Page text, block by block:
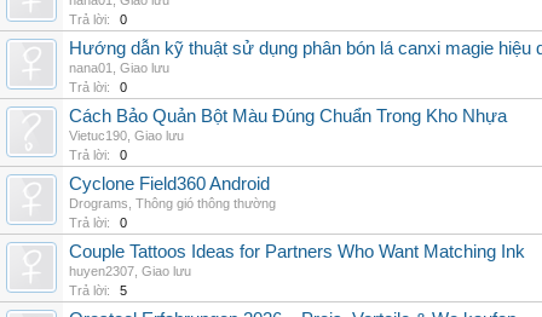
Trả lời:
0
Hướng dẫn kỹ thuật sử dụng phân bón lá canxi magie hiệu
nana01
Giao lưu
Trả lời:
0
Cách Bảo Quản Bột Màu Đúng Chuẩn Trong Kho Nhựa
Vietuc190 Giao lưu
Trả lời:
0
Cyclone Field360 Android
Drograms Thông gió thông thường
Trả lời:
0
Couple Tattoos Ideas for Partners Who Want Matching Ink
huyen2307 Giao lưu
Trả lời:
5